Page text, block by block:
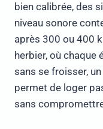
bien calibrée, des
niveau sonore
après 300 ou 400
herbier, où chaque
sans se froisser,
permet de loger
sans